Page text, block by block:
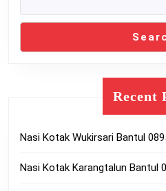
Recent
Nasi Kotak Wukirsari Bantul
Nasi Kotak Karangtalun Bantul